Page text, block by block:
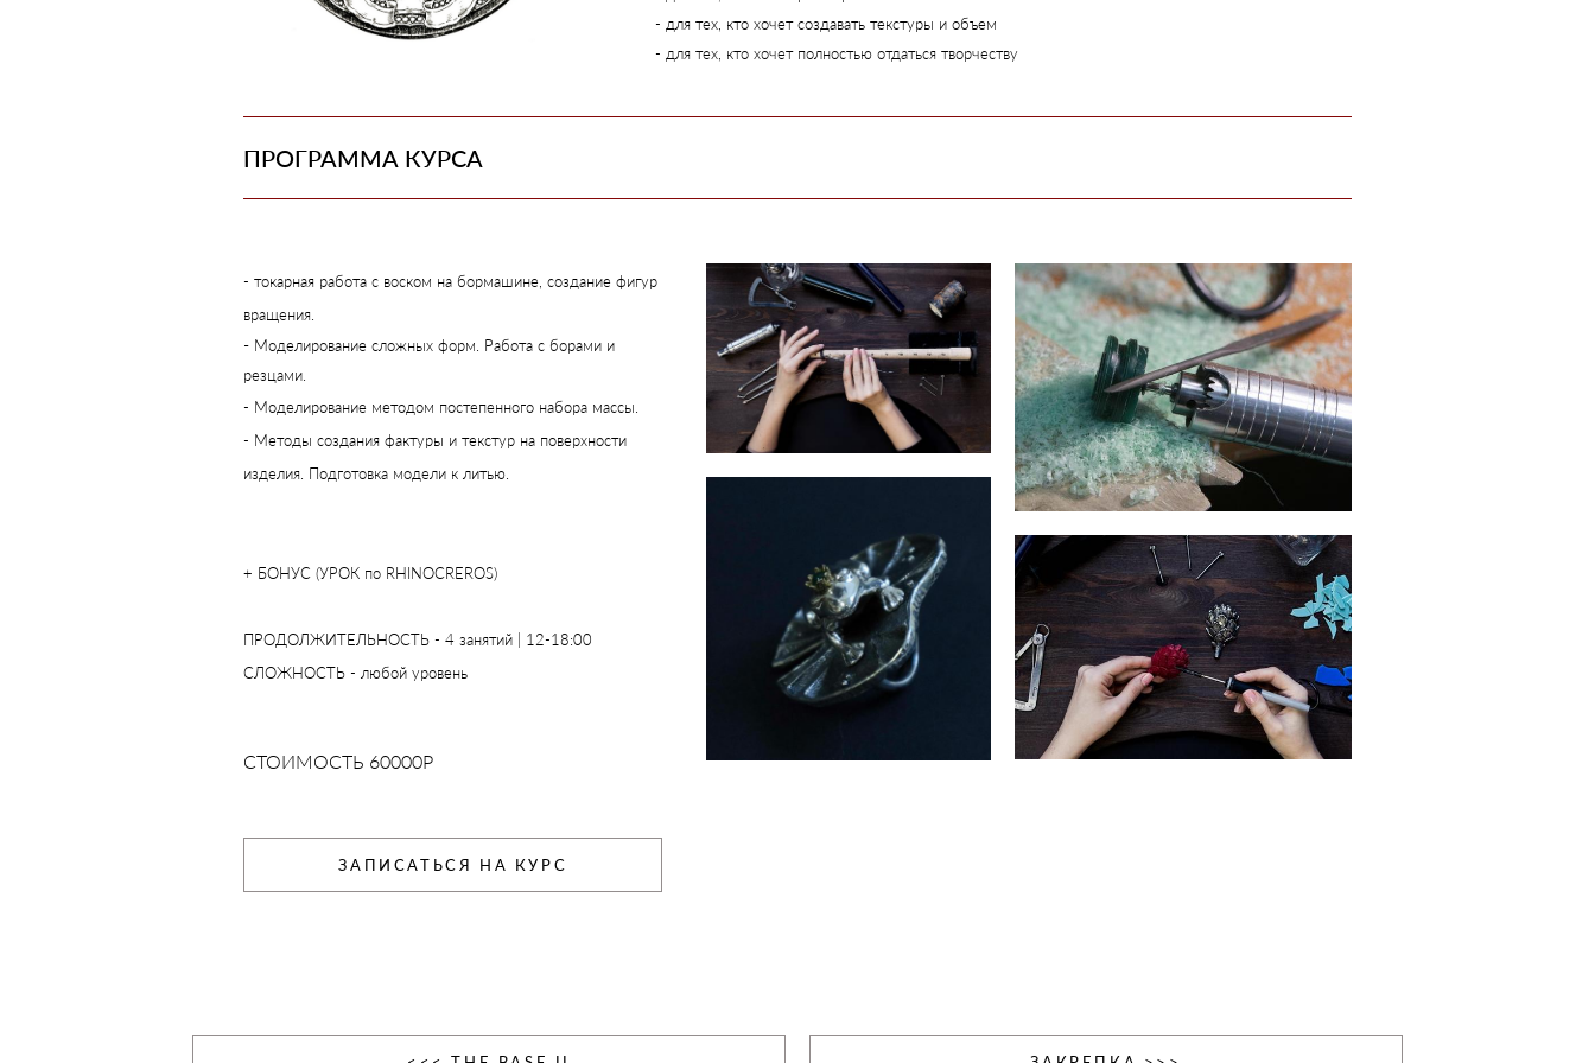
- для тех, кто хочет создавать текстуры и объем
- для тех, кто хочет полностью отдаться творчеству
ПРОГРАММА КУРСА
- токарная работа с воском на бормашине, создание фигур
вращения.
- Моделирование сложных форм. Работа с борами и
резцами.
- Моделирование методом постепенного набора массы.
- Методы создания фактуры и текстур на поверхности
изделия. Подготовка модели к литью.
+ БОНУС (УРОК по RHINOCREROS)
ПРОДОЛЖИТЕЛЬНОСТЬ - 4 занятий | 12-18:00
СЛОЖНОСТЬ - любой уровень
СТОИМОСТЬ 60000Р
ЗАПИСАТЬСЯ НА КУРС